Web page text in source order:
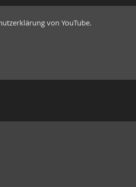
von YouTube.